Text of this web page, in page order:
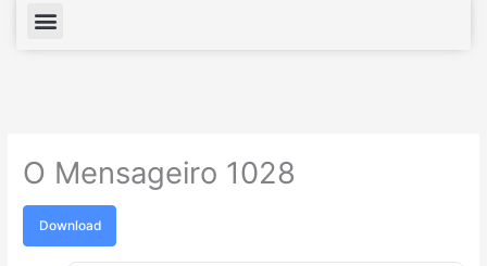
Menu
O Mensageiro 1028
Download